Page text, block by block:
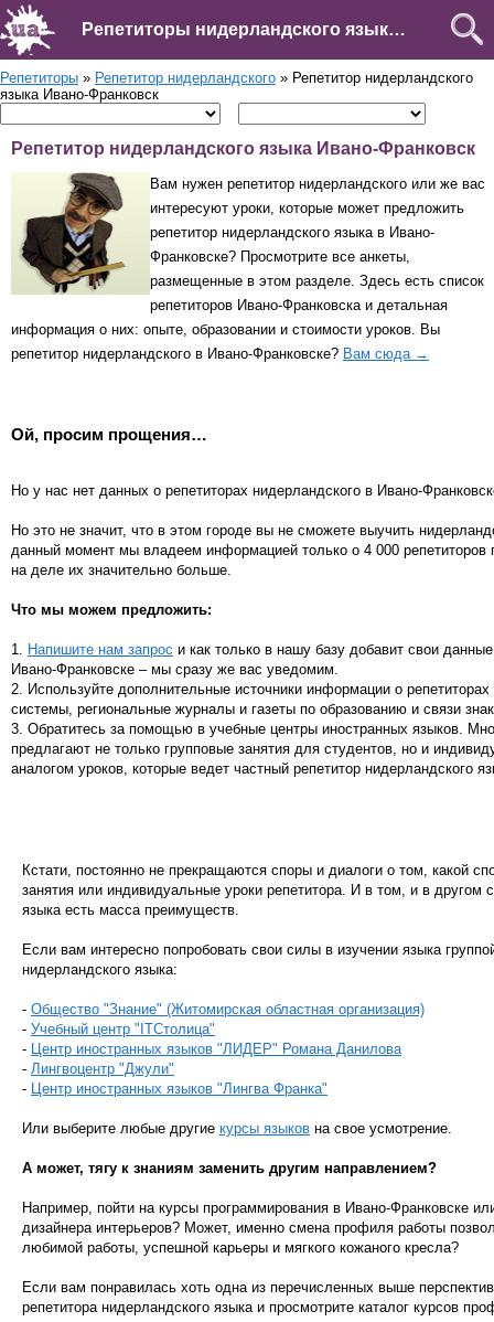
Репетиторы нидерландского языка в Ивано-Франковске
Репетиторы » Репетитор нидерландского » Репетитор нидерландского
языка Ивано-Франковск
Репетитор нидерландского языка Ивано-Франковск
Вам нужен репетитор нидерландского или же вас
интересуют уроки, которые может предложить
репетитор нидерландского языка в Ивано-
Франковске? Просмотрите все анкеты,
размещенные в этом разделе. Здесь есть список
репетиторов Ивано-Франковска и детальная
информация о них: опыте, образовании и стоимости уроков. Вы
репетитор нидерландского в Ивано-Франковске? Вам сюда →
Ой, просим прощения…
Но у нас нет данных о репетиторах нидерландского в Ивано-
Но это не значит, что в этом городе вы не сможете выучить
данный момент мы владеем информацией только о 4 000 репетиторов
на деле их значительно больше.
Что мы можем предложить:
1. Напишите нам запрос и как только в нашу базу добавит свои
Ивано-Франковске – мы сразу же вас уведомим.
2. Используйте дополнительные источники информации о
системы, региональные журналы и газеты по образованию и связи
3. Обратитесь за помощью в учебные центры иностранных языков.
предлагают не только групповые занятия для студентов, но и
аналогом уроков, которые ведет частный репетитор нидерландского
Кстати, постоянно не прекращаются споры и диалоги о том, какой
занятия или индивидуальные уроки репетитора. И в том, и в другом
языка есть масса преимуществ.
Если вам интересно попробовать свои силы в изучении языка
нидерландского языка:
- Общество "Знание" (Житомирская областная организация)
- Учебный центр "ITCтолица"
-
Центр иностранных языков "ЛИДЕР" Романа Данилова
- Лингвоцентр "Джули"
-
Центр иностранных языков "Лингва Франка"
Или выберите любые другие курсы языков на свое усмотрение.
А может, тягу к знаниям заменить другим направлением?
Например, пойти на курсы программирования в Ивано-Франковске
дизайнера интерьеров? Может, именно смена профиля работы
любимой работы, успешной карьеры и мягкого кожаного кресла?
Если вам понравилась хоть одна из перечисленных выше
репетитора нидерландского языка и просмотрите каталог курсов